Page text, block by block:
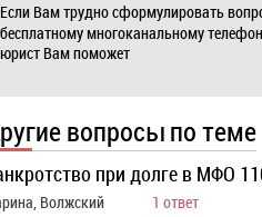
Если Вам трудно сформулировать
бесплатному многоканальному
юрист Вам поможет
вопросы по теме
при долге в МФО
Волжский 1 ответ